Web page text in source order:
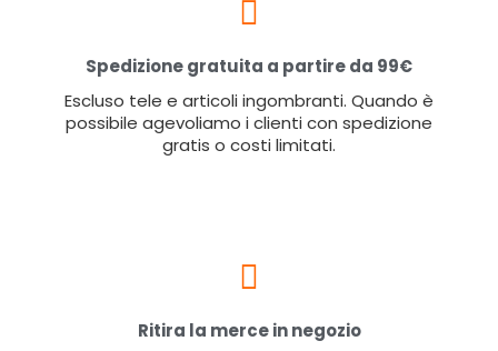
Spedizione gratuita a partire da 99€
Escluso tele e articoli ingombranti. Quando è
possibile agevoliamo i clienti con spedizione
gratis o costi limitati.
Ritira la merce in negozio